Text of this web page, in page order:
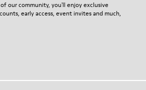
our community, you'll enjoy exclusive
early access, event invites and much,